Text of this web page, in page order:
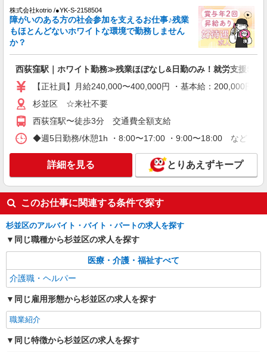
手当、日祝手当（月平均2回分）、深夜勤手当（月
平均4回分）等、毎月平均的に支払われる手当を含
みます。 ※居住支援特別手当は勤続5年目までの
方はさらに1万円支給（再入社は除く） ◎賞与：
基本給2.08ヶ月分/年支給 ◎残業時は別途時間外手
当支給（超過1分〜）
東京都杉並区阿佐谷南1丁目17番18号 阿佐ヶ
谷下田ビル2階
詳細を見る
正社員
SOMPOケア 堀ノ内 認知症デイサービス/3110ja1
【介護福祉士】 月給：273,800円 年収例：371
万円〜 ※職務手当、特別職務手当、特別地域手
援特別手当は勤続5年目までの方はさらに1万円支
給（再入社は除く） ◎賞与：基本給2.08ヶ月分/年
支給 ◎残業時は別途時間外手当支給（超過1
東京都杉並区堀ノ内2-19-26
キープ 詳細を見る
派遣社員
株式会社kotrio /●SW-H2-2103194
NEW
西荻窪駅◎負担少なめの障がい者支援員★社
会活動の見守りなど
時給1650円〜2312円 ＜日払い有/週払い有/交
通費全支給(ガソリン代含む)＞
東京都杉並区
キープ
派遣社員
[ 綺麗 ]高級シニアマンションで生活ケア/見
株式会社kotrio /●YK-S-2158504
障がいのある方の社会参加を支えるお仕事♪残業
もほとんどないホワイトな環境で勤務しません
か？
西荻窪駅｜ホワイト勤務≫残業ほぼなし&日勤のみ！就労支援
【正社員】月給240,000〜400,000円 ・基本給：200,000円
杉並区 ☆来社不要
西荻窪駅〜徒歩3分 交通費全額支給
◆週5日勤務/休憩1h ・8:00〜17:00 ・9:00〜18:00 など ※残
詳細を見る とりあえずキープ
このお仕事に関連する条件で探す
杉並区のアルバイト・バイト・パートの求人を探す
同じ職種から杉並区の求人を探す
医療・介護・福祉すべて
介護職・ヘルパー
同じ雇用形態から杉並区の求人を探す
職業紹介
同じ特徴から杉並区の求人を探す